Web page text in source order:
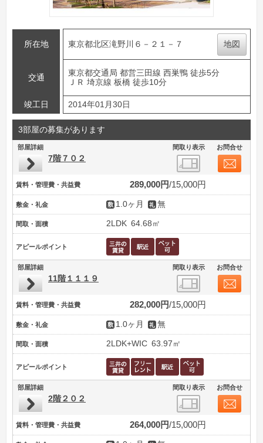
所在地 東京都北区滝野川６－２１－７ 地図
交通
東京都交通局 都営三田線 西巣鴨 徒歩5分
ＪＲ 埼京線 板橋 徒歩10分
竣工日 2014年01月30日
3部屋の募集があります
部屋詳細 間取り表示 お問合せ
7階７０２
賃料・管理費・共益費 289,000円 15,000円
敷金・礼金 1.0ヶ月 無
間取・面積 2LDK 64.68㎡
アピールポイント
部屋詳細 間取り表示 お問合せ
11階１１１９
賃料・管理費・共益費 282,000円 15,000円
敷金・礼金 1.0ヶ月 無
間取・面積 2LDK+WIC 63.97㎡
アピールポイント
部屋詳細 間取り表示 お問合せ
2階２０２
賃料・管理費・共益費 264,000円 15,000円